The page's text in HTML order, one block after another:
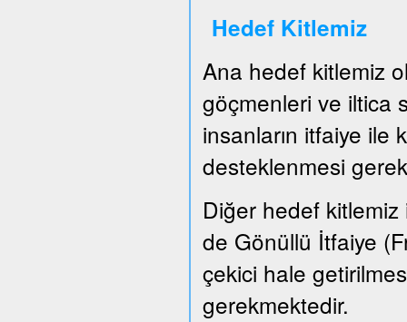
Hedef Kitlemiz
Ana hedef kitlemiz
göçmenleri ve iltica
insanların itfaiye ile
desteklenmesi
Diğer hedef
de Gönüllü İtfaiye
çekici hale
gerekmektedir.